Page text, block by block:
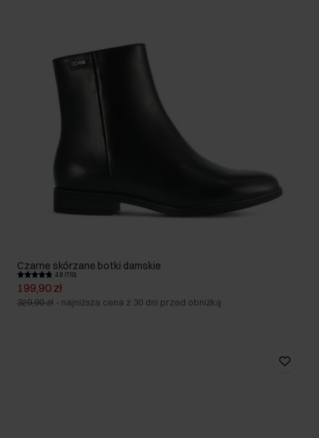
Czarne skórzane botki damskie
4.8 (110)
199,90 zł
329,90 zł - najniższa cena z 30 dni przed obniżką